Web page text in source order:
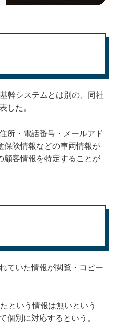
幹システムとは別の、同社
した。
所・電話番号・メールアド
保険情報などの車両情報が
顧客情報を特定することが
ていた情報が閲覧・コピー
という情報は無いという
個別に対応するという。